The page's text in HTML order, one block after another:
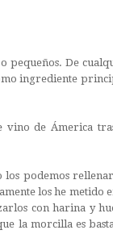
pequeños. De
ingrediente
vino de Ámerica
los podemos
los he metido
con harina y
la morcilla es